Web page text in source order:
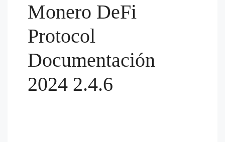
Monero DeFi
Protocol
Documentación
2024 2.4.6